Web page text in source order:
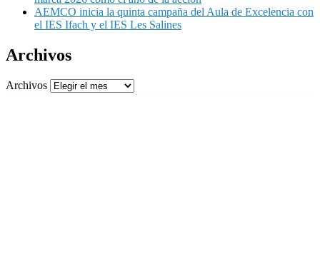
AEMCO inicia la quinta campaña del Aula de Excelencia con
el IES Ifach y el IES Les Salines
Archivos
Archivos